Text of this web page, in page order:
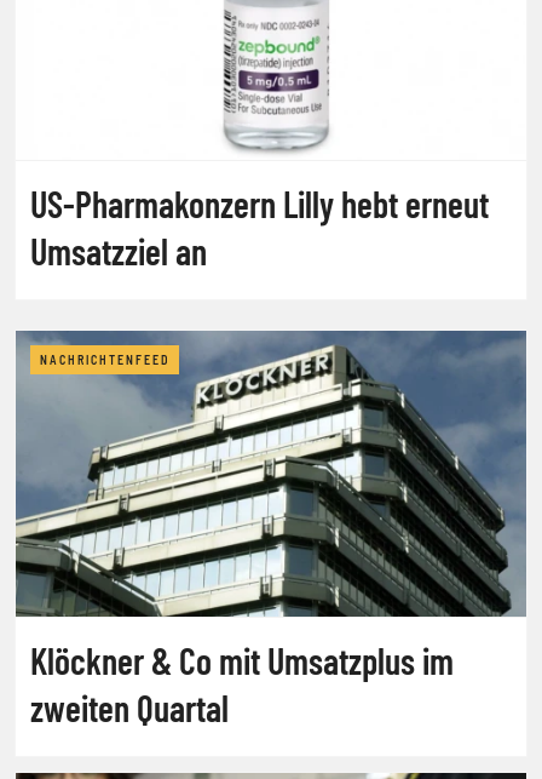
US-Pharmakonzern Lilly hebt erneut
Umsatzziel an
NACHRICHTENFEED
Klöckner & Co mit Umsatzplus im
zweiten Quartal